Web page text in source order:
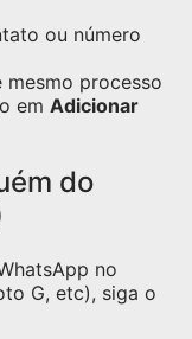
ou número
mesmo processo
em Adicionar
do
no
G, etc), siga o